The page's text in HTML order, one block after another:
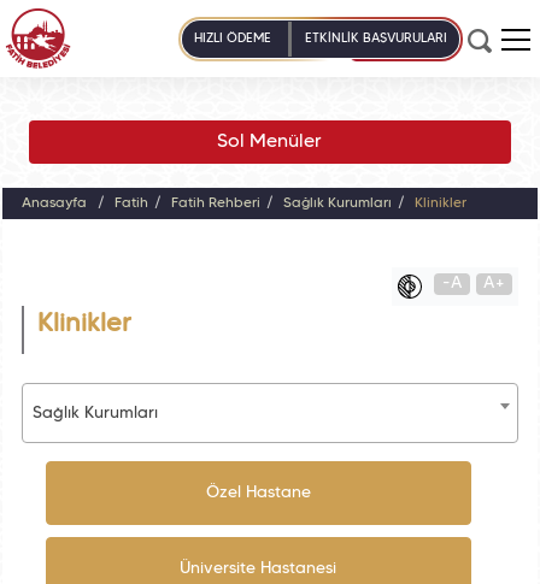
HIZLI ÖDEME ETKİNLİK BAŞVURULARI
Sol Menüler
Anasayfa Fatih Fatih Rehberi Sağlık Kurumları Klinikler
-A A+
Klinikler
Sağlık Kurumları
Özel Hastane
Üniversite Hastanesi